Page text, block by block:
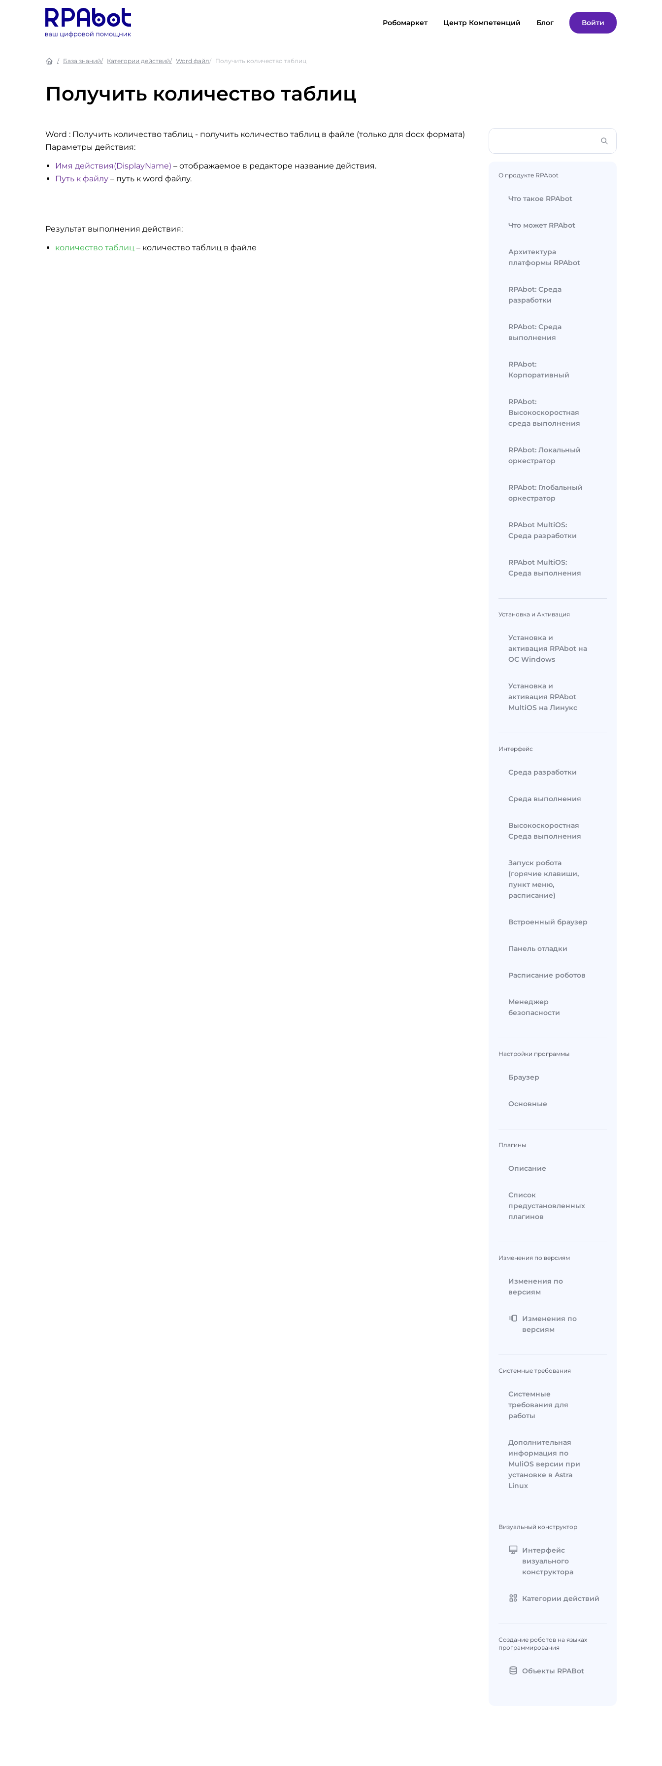
Робомаркет Центр Компетенций Блог Войти
База знаний Категории действий Word файл Получить количество таблиц
Получить количество таблиц
Word : Получить количество таблиц - получить количество таблиц в файле (только для docx формата)
Параметры действия:
Имя действия(DisplayName) – отображаемое в редакторе название действия.
Путь к файлу – путь к word файлу.
Результат выполнения действия:
количество таблиц – количество таблиц в файле
О продукте RPAbot
Что такое RPAbot
Что может RPAbot
Архитектура
платформы RPAbot
RPAbot: Среда
разработки
RPAbot: Среда
выполнения
RPAbot:
Корпоративный
RPAbot:
Высокоскоростная
среда выполнения
RPAbot: Локальный
оркестратор
RPAbot: Глобальный
оркестратор
RPAbot MultiOS:
Среда разработки
RPAbot MultiOS:
Среда выполнения
Установка и Активация
Установка и
активация RPAbot на
ОС Windows
Установка и
активация RPAbot
MultiOS на Линукс
Интерфейс
Среда разработки
Среда выполнения
Высокоскоростная
Среда выполнения
Запуск робота
(горячие клавиши,
пункт меню,
расписание)
Встроенный браузер
Панель отладки
Расписание роботов
Менеджер
безопасности
Настройки программы
Браузер
Основные
Плагины
Описание
Список
предустановленных
плагинов
Изменения по версиям
Изменения по
версиям
Изменения по
версиям
Системные требования
Системные
требования для
работы
Дополнительная
информация по
MuliOS версии при
установке в Astra
Linux
Визуальный конструктор
Интерфейс
визуального
конструктора
Категории действий
Создание роботов на языках
программирования
Объекты RPABot